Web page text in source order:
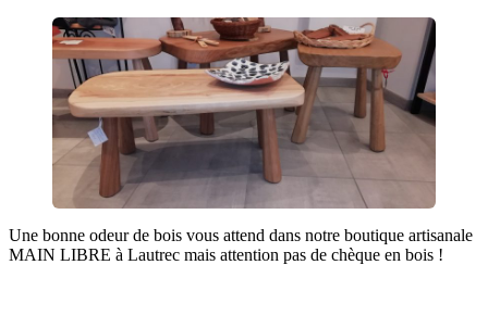
Une bonne odeur de bois vous attend dans notre boutique artisanale
MAIN LIBRE à Lautrec mais attention pas de chèque en bois !